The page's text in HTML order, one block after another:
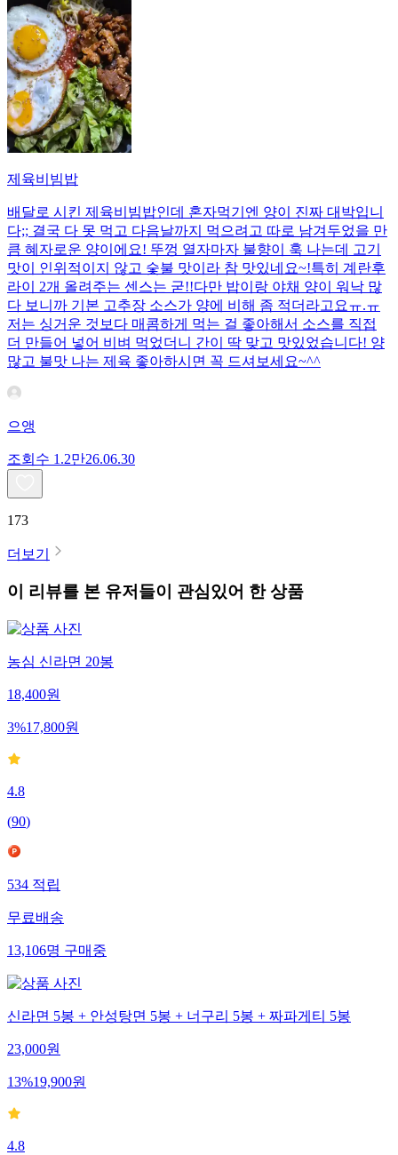
제육비빔밥
배달로 시킨 제육비빔밥인데 혼자먹기엔 양이 진짜 대박입니
다;; 결국 다 못 먹고 다음날까지 먹으려고 따로 남겨두었을 만
큼 혜자로운 양이에요! 뚜껑 열자마자 불향이 훅 나는데 고기
맛이 인위적이지 않고 숯불 맛이라 참 맛있네요~!특히 계란후
라이 2개 올려주는 센스는 굳!! ​다만 밥이랑 야채 양이 워낙 많
다 보니까 기본 고추장 소스가 양에 비해 좀 적더라고요ㅠ.ㅠ
저는 싱거운 것보다 매콤하게 먹는 걸 좋아해서 소스를 직접
더 만들어 넣어 비벼 먹었더니 간이 딱 맞고 맛있었습니다! 양
많고 불맛 나는 제육 좋아하시면 꼭 드셔보세요~^^
으앵
조회수 1.2만26.06.30
173
더보기
이 리뷰를 본 유저들이 관심있어 한 상품
농심 신라면 20봉
18,400원
3%17,800원
4.8
(90)
534 적립
무료배송
13,106명 구매중
신라면 5봉 + 안성탕면 5봉 + 너구리 5봉 + 짜파게티 5봉
23,000원
13%19,900원
4.8